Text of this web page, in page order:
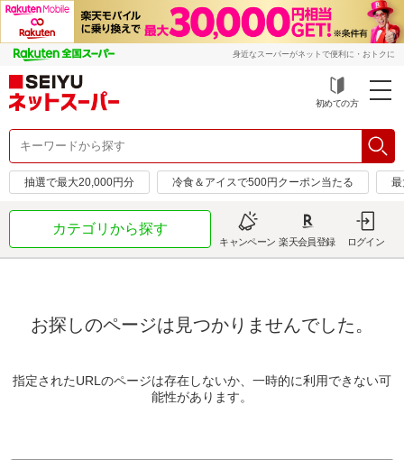
身近なスーパーがネットで便利に・おトクに
初めての方
抽選で最大20,000円分 冷食＆アイスで500円クーポン当たる
カテゴリから探す
キャンペーン 楽天会員登録 ログイン
お探しのページは見つかりませんでした。
指定されたURLのページは存在しないか、一時的に利用できない可
能性があります。